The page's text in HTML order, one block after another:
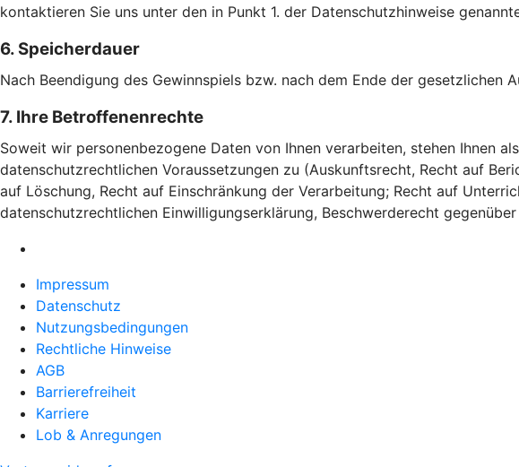
kontaktieren Sie uns unter den in Punkt 1. der Datenschutzhinweise
6. Speicherdauer
Nach Beendigung des Gewinnspiels bzw. nach dem Ende der
7. Ihre Betroffenenrechte
Soweit wir personenbezogene Daten von Ihnen verarbeiten, stehen Ihnen
datenschutzrechtlichen Voraussetzungen zu (Auskunftsrecht, Recht auf
auf Löschung, Recht auf Einschränkung der Verarbeitung; Recht auf
datenschutzrechtlichen Einwilligungserklärung, Beschwerderecht
Impressum
Datenschutz
Nutzungsbedingungen
Rechtliche Hinweise
AGB
Barrierefreiheit
Karriere
Lob & Anregungen